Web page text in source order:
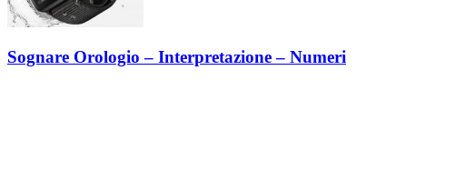
Sognare Orologio – Interpretazione – Numeri